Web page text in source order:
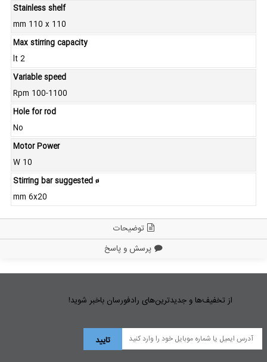
Stainless shelf
mm 110 x 110
Max stirring capacity
lt 2
Variable speed
Rpm 100-1100
Hole for rod
No
Motor Power
W 10
Stirring bar suggested ø
mm 6x20
توضیحات
پرسش و پاسخ
از تخفیف‌ها و جدیدترین‌های رادفورسان باخبر شوید!